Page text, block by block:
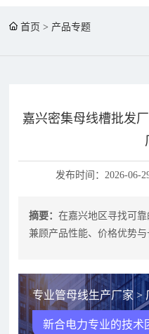
首页 > 产品专题
嘉兴密集母线槽批发
发布时间：2026-06-
摘要：在嘉兴地区寻找可
兼顾产品性能、价格优势
专业管母线生产厂家 >
新合电力专业的技术